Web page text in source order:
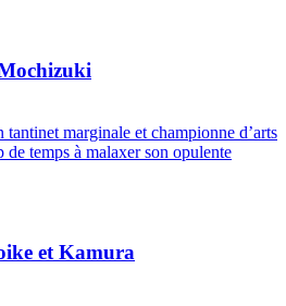
marginale et championne d’arts
temps à malaxer son opulente
et Kamura